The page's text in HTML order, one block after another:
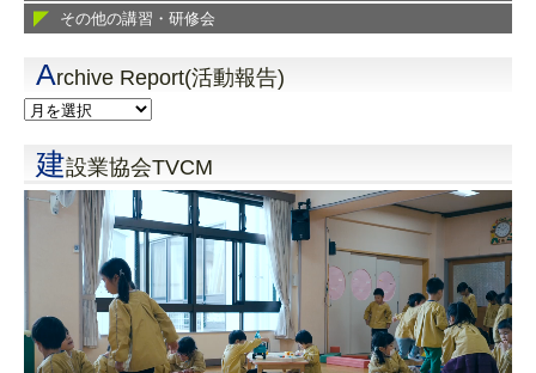
その他の講習・研修会
Archive Report(活動報告)
建設業協会TVCM